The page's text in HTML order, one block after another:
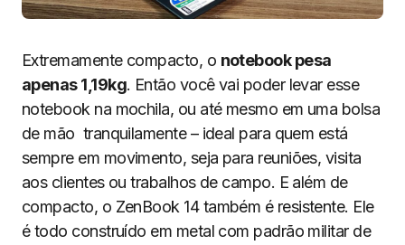
Extremamente compacto, o notebook pesa
apenas 1,19kg. Então você vai poder levar esse
notebook na mochila, ou até mesmo em uma bolsa
de mão tranquilamente – ideal para quem está
sempre em movimento, seja para reuniões, visita
aos clientes ou trabalhos de campo. E além de
compacto, o ZenBook 14 também é resistente. Ele
é todo construído em metal com padrão militar de